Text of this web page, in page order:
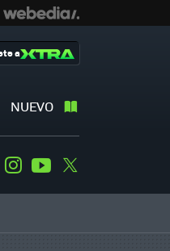
NUEVO
a
TelegramInstagramYoutube